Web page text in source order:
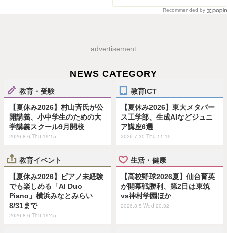
Recommended by
advertisement
NEWS CATEGORY
教育・受験
【夏休み2026】村山斉氏が公
開講義、小中学生のための大
学講義スクール9月開校
2026.8.6 Thu 19:15
教育ICT
【夏休み2026】東大メタバー
ス工学部、生成AIなどジュニ
ア講座6選
2026.7.30 Thu 11:15
教育イベント
【夏休み2026】ピアノ未経験
でも楽しめる「AI Duo
Piano」横浜みなとみらい
8/31まで
2026.8.6 Thu 19:45
生活・健康
【高校野球2026夏】仙台育英
が開幕戦勝利、第2日は東筑
vs神村学園ほか
2026.8.5 Wed 20:32